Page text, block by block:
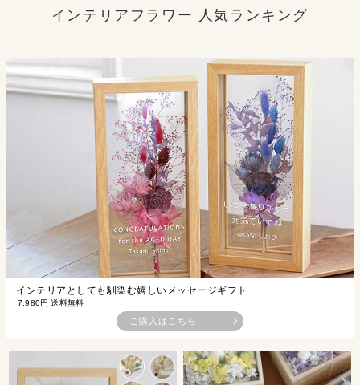
インテリアフラワー 人気ランキング
インテリアとしても馴染む嬉しいメッセージギフト
7,980円 送料無料
ご購入はこちら